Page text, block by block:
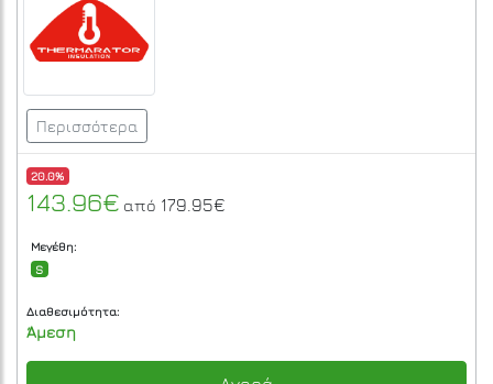
Περισσότερα
20.0%
143.96€ από 179.95€
Μεγέθη:
S
Διαθεσιμότητα:
Άμεση